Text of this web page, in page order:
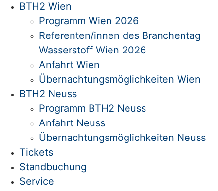
BTH2 Wien
Programm Wien 2026
Referenten/innen des Branchentag
Wasserstoff Wien 2026
Anfahrt Wien
Übernachtungsmöglichkeiten Wien
BTH2 Neuss
Programm BTH2 Neuss
Anfahrt Neuss
Übernachtungsmöglichkeiten Neuss
Tickets
Standbuchung
Service